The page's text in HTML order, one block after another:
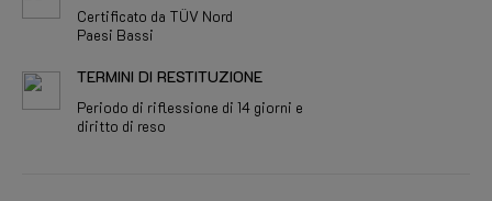
Certificato da TÜV Nord
Paesi Bassi
TERMINI DI RESTITUZIONE
Periodo di riflessione di 14 giorni e
diritto di reso